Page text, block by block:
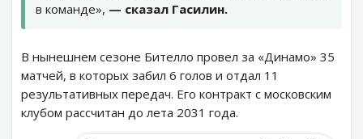
в команде», — сказал Гасилин.
В нынешнем сезоне Бителло провел за «Динамо» 35
матчей, в которых забил 6 голов и отдал 11
результативных передач. Его контракт с московским
клубом рассчитан до лета 2031 года.